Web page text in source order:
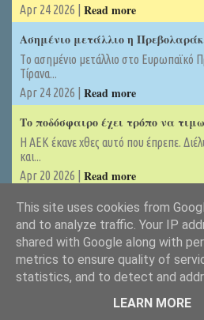
Apr 24 2026 | Read more
Ασημένιο μετάλλιο η
Tο ασημένιο μετάλλιο στο
Τίρανα...
Apr 24 2026 | Read more
Το ποδόσφαιρο έχει τρόπο να
Η ΑΕΚ έκανε χθες αυτό που έπρεπε.
και...
Apr 20 2026 | Read more
Translate
Επικοινωνία
info@flogasport.gr
This site uses cookies from
and to analyze traffic. Your IP
shared with Google along with
metrics to ensure quality of
statistics, and to detect and
LEARN MORE